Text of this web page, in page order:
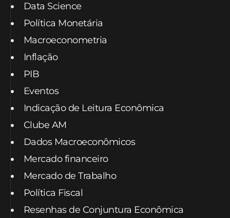
Data Science
Política Monetária
Macroeconometria
Inflação
PIB
Eventos
Indicação de Leitura Econômica
Clube AM
Dados Macroeconômicos
Mercado financeiro
Mercado de Trabalho
Política Fiscal
Resenhas de Conjuntura Econômica